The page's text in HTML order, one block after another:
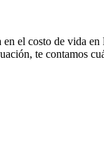
el costo de vida
te contamos